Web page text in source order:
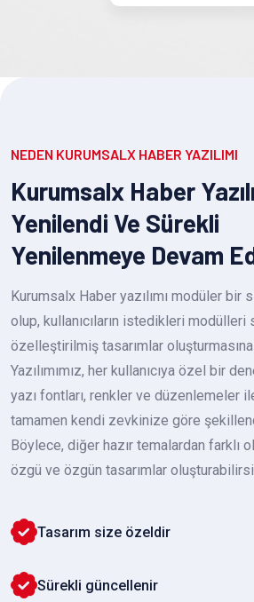
NEDEN KURUMSALX HABER YAZILIMI
Kurumsalx Haber
Yenilendi Ve Sürekli
Yenilenmeye Devam
Kurumsalx Haber yazılımı modüler bir
olup, kullanıcıların istedikleri
özelleştirilmiş tasarımlar oluşturmasına
Yazılımımız, her kullanıcıya özel bir
yazı fontları, renkler ve düzenlemeler
tamamen kendi zevkinize göre
Böylece, diğer hazır temalardan farklı
özgü ve özgün tasarımlar
Tasarım size özeldir
Sürekli güncellenir